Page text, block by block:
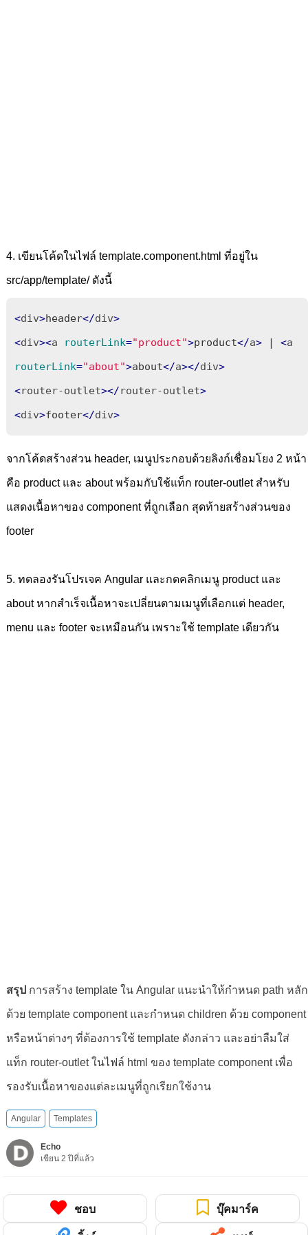
4. เขียนโค้ดในไฟล์ template.component.html ที่อยู่ใน
src/app/template/ ดังนี้
<div>header</div>
<div><a routerLink="product">product</a> | <a
routerLink="about">about</a></div>
<router-outlet></router-outlet>
<div>footer</div>
จากโค้ดสร้างส่วน header, เมนูประกอบด้วยลิงก์เชื่อมโยง 2 หน้า
คือ product และ about พร้อมกับใช้แท็ก router-outlet สำหรับ
แสดงเนื้อหาของ component ที่ถูกเลือก สุดท้ายสร้างส่วนของ
footer
5. ทดลองรันโปรเจค Angular และกดคลิกเมนู product และ
about หากสำเร็จเนื้อหาจะเปลี่ยนตามเมนูที่เลือกแต่ header,
menu และ footer จะเหมือนกัน เพราะใช้ template เดียวกัน
สรุป การสร้าง template ใน Angular แนะนำให้กำหนด path หลัก
ด้วย template component และกำหนด children ด้วย component
หรือหน้าต่างๆ ที่ต้องการใช้ template ดังกล่าว และอย่าลืมใส่
แท็ก router-outlet ในไฟล์ html ของ template component เพื่อ
รองรับเนื้อหาของแต่ละเมนูที่ถูกเรียกใช้งาน
Angular Templates
Echo
เขียน 2 ปีที่แล้ว
ชอบ บุ๊คมาร์ค